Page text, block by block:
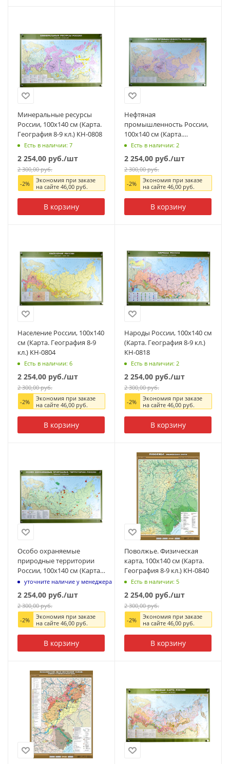
Минеральные ресурсы
России, 100x140 см (Карта.
География 8-9 кл.) КН-0808
Есть в наличии: 7
2 254,00 руб./шт
2 300,00руб.
-2%
Экономия при заказе
на сайте 46,00руб.
В корзину
Нефтяная
промышленность России,
100x140 см (Карта.
География 8-9 кл.) КН-0822
Есть в наличии: 2
2 254,00 руб./шт
2 300,00руб.
-2%
Экономия при заказе
на сайте 46,00руб.
В корзину
Население России, 100x140
см (Карта. География 8-9
кл.) КН-0804
Есть в наличии: 6
2 254,00 руб./шт
2 300,00руб.
-2%
Экономия при заказе
на сайте 46,00руб.
В корзину
Народы России, 100x140 см
(Карта. География 8-9 кл.)
КН-0818
Есть в наличии: 2
2 254,00 руб./шт
2 300,00руб.
-2%
Экономия при заказе
на сайте 46,00руб.
В корзину
Особо охраняемые
природные территории
России, 100x140 см (Карта.
География 8-9 кл.) КН-0813
уточните наличие у менеджера
2 254,00 руб./шт
2 300,00руб.
-2%
Экономия при заказе
на сайте 46,00руб.
В корзину
Поволжье. Физическая
карта, 100x140 см (Карта.
География 8-9 кл.) КН-0840
Есть в наличии: 5
2 254,00 руб./шт
2 300,00руб.
-2%
Экономия при заказе
на сайте 46,00руб.
В корзину